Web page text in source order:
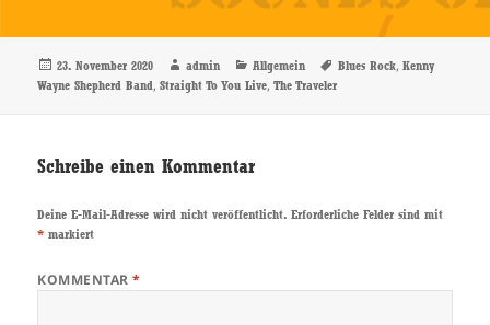
Veröffentlicht
am
23. November 2020 Autor
admin Kategorien
Allgemein Schlagwörter
Blues Rock,Kenny
Wayne Shepherd Band,Straight To You Live,The Traveler
Schreibe einen Kommentar
Deine E-Mail-Adresse wird nicht veröffentlicht. Erforderliche Felder sind mit
* markiert
KOMMENTAR*